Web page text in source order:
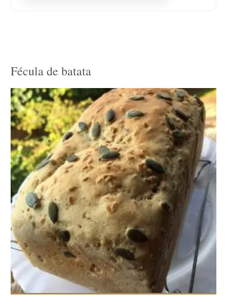
Fécula de batata